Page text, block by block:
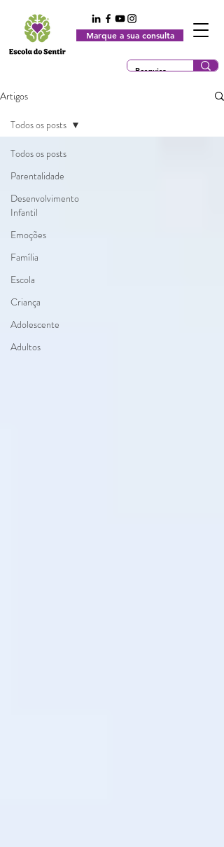
Marque a sua consulta
Artigos
Todos os posts
Parentalidade
Desenvolvimento
Infantil
Emoções
Família
Escola
Criança
Adolescente
Adultos
Todos os posts